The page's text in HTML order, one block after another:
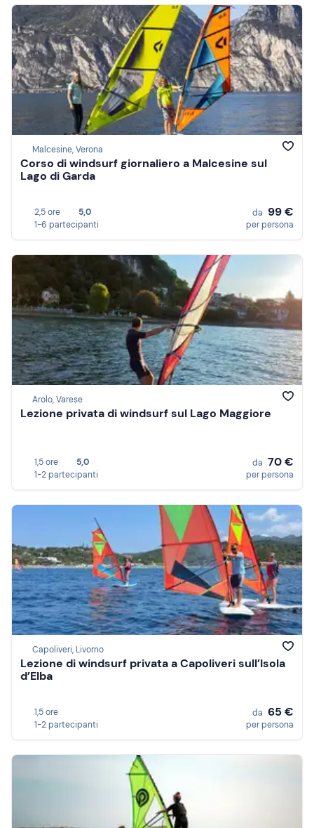
Malcesine, Verona
Corso di windsurf giornaliero a Malcesine sul
Lago di Garda
2,5 ore
5,0
1-6 partecipanti
da 99 €
per persona
Arolo, Varese
Lezione privata di windsurf sul Lago Maggiore
1,5 ore
5,0
1-2 partecipanti
da 70 €
per persona
Capoliveri, Livorno
Lezione di windsurf privata a Capoliveri sull’Isola
d’Elba
1,5 ore
1-2 partecipanti
da 65 €
per persona